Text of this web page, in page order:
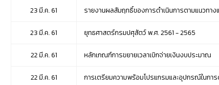
23 มี.ค. 61 รายงานผลสัมฤทธิ์ของการดำเนินการตามแนวทา
23 มี.ค. 61 ยุทธศาสตร์กรมปศุสัตว์ พ.ศ. 2561 - 2565
22 มี.ค. 61 หลักเกณฑ์การขยายเวลาเบิกจ่ายเงินงบประมาณ
22 มี.ค. 61 การเตรียมความพร้อมโปรแกรมและอุปกรณ์ในกา